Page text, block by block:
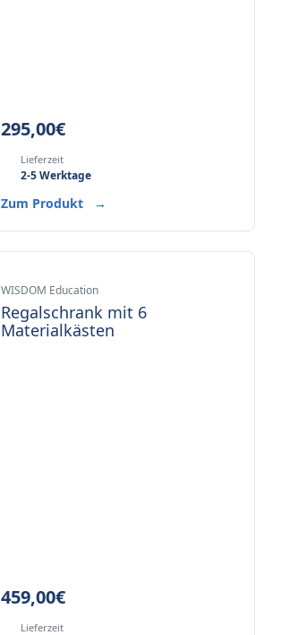
295,00€
Lieferzeit
2-5 Werktage
Zum Produkt →
WISDOM Education
Regalschrank mit 6
Materialkästen
459,00€
Lieferzeit